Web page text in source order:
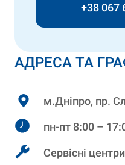
АДРЕСА ТА
м.Дніпро, пр.
пн-пт 8:00 –
Сервісні
+38 067